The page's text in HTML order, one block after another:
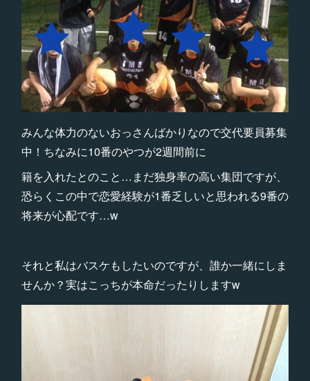
みんな体力のないおっさんばかりなので交代要員募集
中！ちなみに10番のやつが2週間前に
籍を入れたとのこと…まだ独身率の高い集団ですが、
恐らくこの中で恋愛経験が1番乏しいと思われる9番の
将来が心配です…w
それと私はバスケもしたいのですが、誰か一緒にしま
せんか？実はこっちが本命だったりしますw